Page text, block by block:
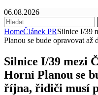
06.08.2026
Vyhledávání
HomeČlánek PRSilnice I/39
Planou se bude opravovat
Silnice I/39 mezi
Horní Planou se
října, řidiči musí